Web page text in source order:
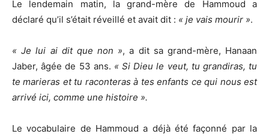
Le lendemain matin, la grand-mère de Hammoud a
déclaré qu’il s’était réveillé et avait dit : « je vais mourir ».
« Je lui ai dit que non », a dit sa grand-mère, Hanaan
Jaber, âgée de 53 ans. « Si Dieu le veut, tu grandiras, tu
te marieras et tu raconteras à tes enfants ce qui nous est
arrivé ici, comme une histoire ».
Le vocabulaire de Hammoud a déjà été façonné par la